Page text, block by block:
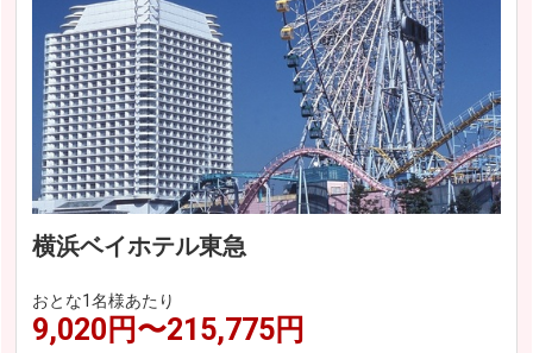
横浜ベイホテル東急
おとな1名様あたり
9,020円〜215,775円